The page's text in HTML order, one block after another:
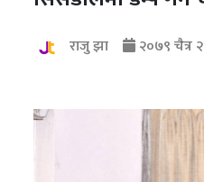
राजु झा
२०७९ चैत्र